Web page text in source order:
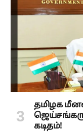
தமிழக
கடிதம்!